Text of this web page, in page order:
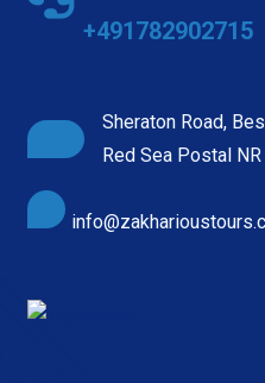
+491782902715
Sheraton Road,
Red Sea Postal